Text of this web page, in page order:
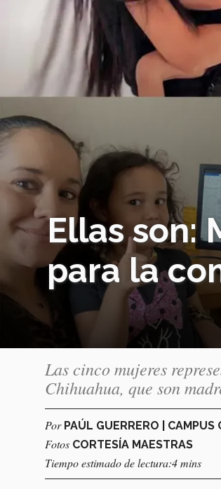
Ellas son:
para la
Las cinco mujeres
Chihuahua, que son
Por PAÚL GUERRERO | CAMPUS
Fotos CORTESÍA MAESTRAS
Tiempo estimado de lectura:4 mins